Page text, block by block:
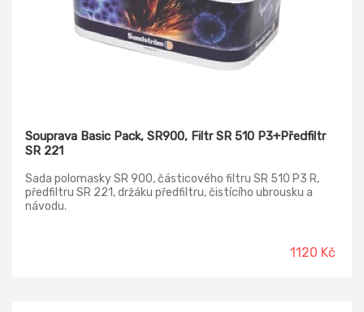
Souprava Basic Pack, SR900, Filtr SR 510 P3+Předfiltr
SR 221
Sada polomasky SR 900, částicového filtru SR 510 P3 R,
předfiltru SR 221, držáku předfiltru, čistícího ubrousku a
návodu.
1120 Kč